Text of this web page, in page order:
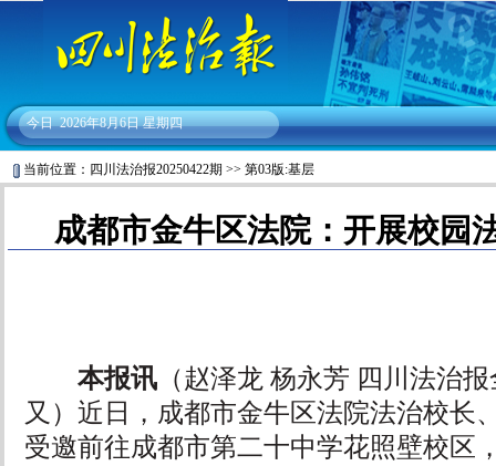
今日 2026年8月6日 星期四
当前位置： 四川法治报20250422期 >> 第03版:基层
成都市金牛区法院：开展校园
本报讯 （赵泽龙 杨永芳 四川法治
又）近日，成都市金牛区法院法治校长
受邀前往成都市第二十中学花照壁校区